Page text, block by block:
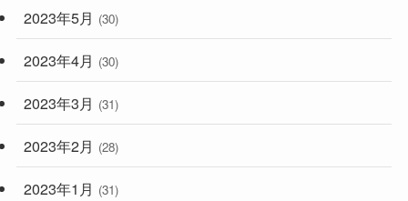
2023年5月 (30)
2023年4月 (30)
2023年3月 (31)
2023年2月 (28)
2023年1月 (31)